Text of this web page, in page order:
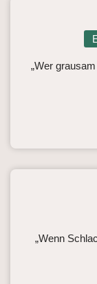
„Wer
„Wenn